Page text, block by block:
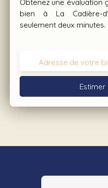
Obtenez une évaluation
bien à La Cadière-
seulement deux minutes.
Adresse de votre